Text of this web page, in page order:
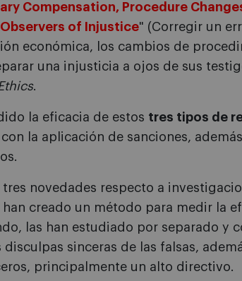
Compensation, Procedure
of Injustice" (Corregir un
económica, los cambios de
una injusticia a ojos de sus
.
la eficacia de estos tres tipos de
la aplicación de sanciones,
novedades respecto a
han creado un método para medir la
las han estudiado por separado y
sinceras de las falsas,
principalmente un alto directivo.